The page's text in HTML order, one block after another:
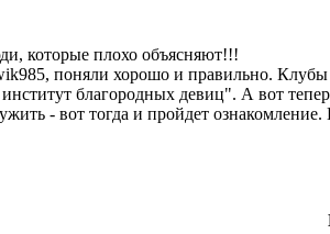
которые плохо объясняют!!!
поняли хорошо и правильно.
благородных девиц". А вот
- вот тогда и пройдет ознакомление.